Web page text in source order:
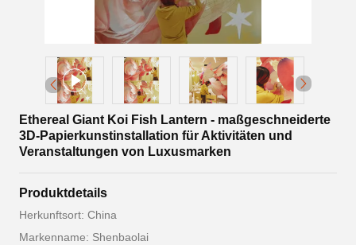
Ethereal Giant Koi Fish Lantern - maßgeschneiderte
3D-Papierkunstinstallation für Aktivitäten und
Veranstaltungen von Luxusmarken
Produktdetails
Herkunftsort: China
Markenname: Shenbaolai